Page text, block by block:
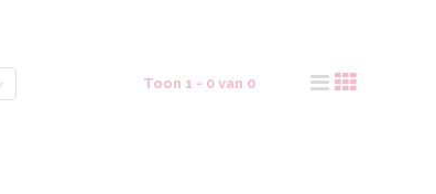
Toon 1 - 0 van 0